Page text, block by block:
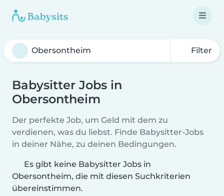
Filter
Babysitter Jobs in
Obersontheim
Der perfekte Job, um Geld mit dem zu
verdienen, was du liebst. Finde Babysitter-Jobs
in deiner Nähe, zu deinen Bedingungen.
Es gibt keine Babysitter Jobs in
Obersontheim, die mit diesen Suchkriterien
übereinstimmen.